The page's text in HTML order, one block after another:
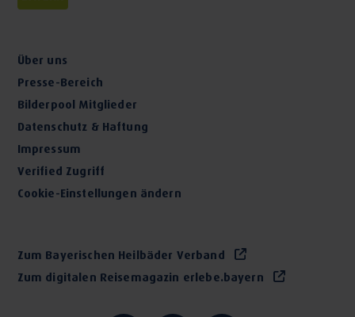
Über uns
Presse-Bereich
Bilderpool Mitglieder
Datenschutz & Haftung
Impressum
Verified Zugriff
Cookie-Einstellungen ändern
Zum Bayerischen Heilbäder Verband
Zum digitalen Reisemagazin erlebe.bayern